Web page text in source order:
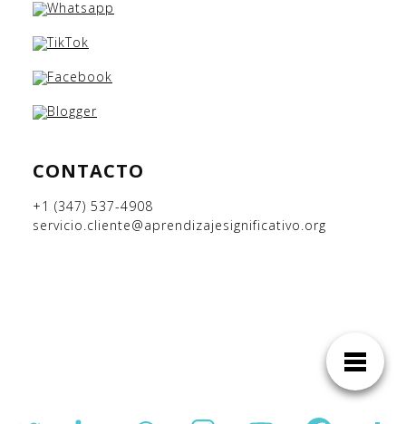
CONTACTO
+1 (347) 537-4908
servicio.cliente@aprendizajesignificativo.org